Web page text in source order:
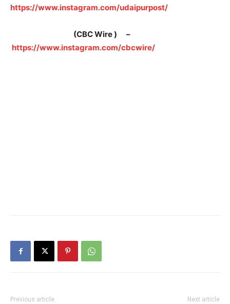
https://www.instagram.com/udaipurpost/
(CBC Wire ) –
https://www.instagram.com/cbcwire/
Previous article Next article